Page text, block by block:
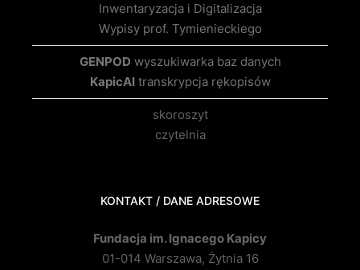
Inwentaryzacja i Digitalizacja
Wypisy prof. Tymienieckiego
GENPOD wyszukiwarka baz danych
KapicAItranskrypcja rękopisów
skoroszyt
czytelnia
KONTAKT / DANE ADRESOWE
Fundacja im. Ignacego Kapicy
01-014 Warszawa, Żytnia 16